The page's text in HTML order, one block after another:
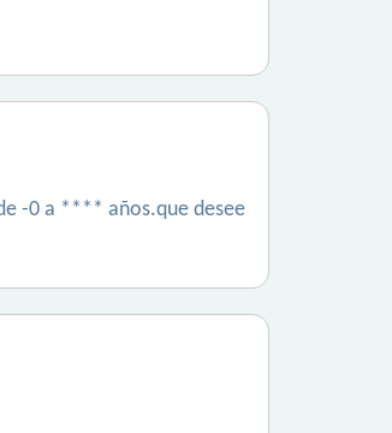
-0 a **** años.que desee